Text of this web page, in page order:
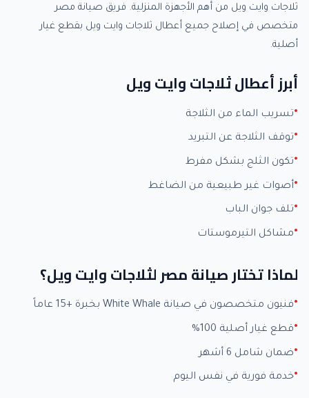
ثلاجات وايت ويل من أهم الأجهزة المنزلية. فريق صيانة مصر
متخصص في إصلاح جميع أعطال ثلاجات وايت ويل بقطع غيار
أصلية.
أبرز أعطال ثلاجات وايت ويل
تسريب الماء من الثلاجة
توقف الثلاجة عن التبريد
تكون الثلج بشكل مفرط
أصوات غير طبيعية من الضاغط
تلف جوان الباب
مشاكل التيرموستات
لماذا تختار صيانة مصر لثلاجات وايت ويل؟
فنيون متخصصون في صيانة White Whale بخبرة +15 عاماً
قطع غيار أصلية 100%
ضمان شامل 6 أشهر
خدمة فورية في نفس اليوم